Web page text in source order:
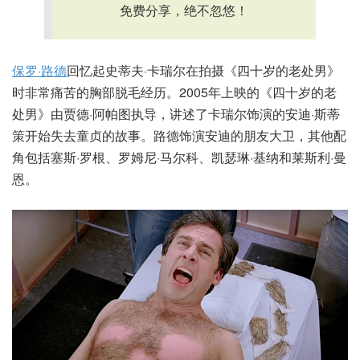
免费分享，绝不忽悠！
保罗·路德回忆起史蒂夫·卡瑞尔在拍摄《四十岁的老处男》
时非常痛苦的胸部脱毛经历。2005年上映的《四十岁的老
处男》由贾德·阿帕图执导，讲述了卡瑞尔饰演的安迪·斯蒂
策开始失去童贞的故事。路德饰演安迪的朋友大卫，其他配
角包括塞斯·罗根、罗姆尼·马尔科、凯瑟琳·基纳和莱斯利·曼
恩。